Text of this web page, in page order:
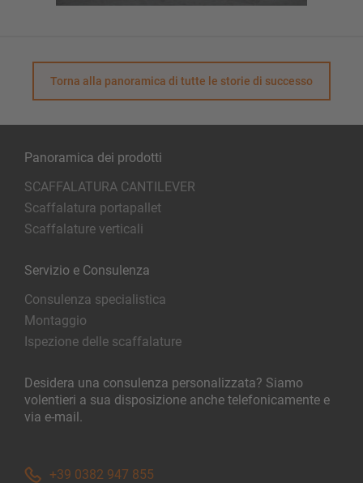
Torna alla panoramica di tutte le storie di successo
Panoramica dei prodotti
SCAFFALATURA CANTILEVER
Scaffalatura portapallet
Scaffalature verticali
Servizio e Consulenza
Consulenza specialistica
Montaggio
Ispezione delle scaffalature
Desidera una consulenza personalizzata? Siamo
volentieri a sua disposizione anche telefonicamente e
via e-mail.
+39 0382 947 855